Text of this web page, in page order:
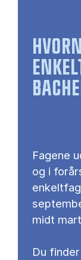
Fagene
og i
midt
Du